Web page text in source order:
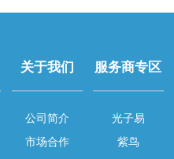
关于我们
公司简介
市场合作
服务商专区
光子易
紫鸟